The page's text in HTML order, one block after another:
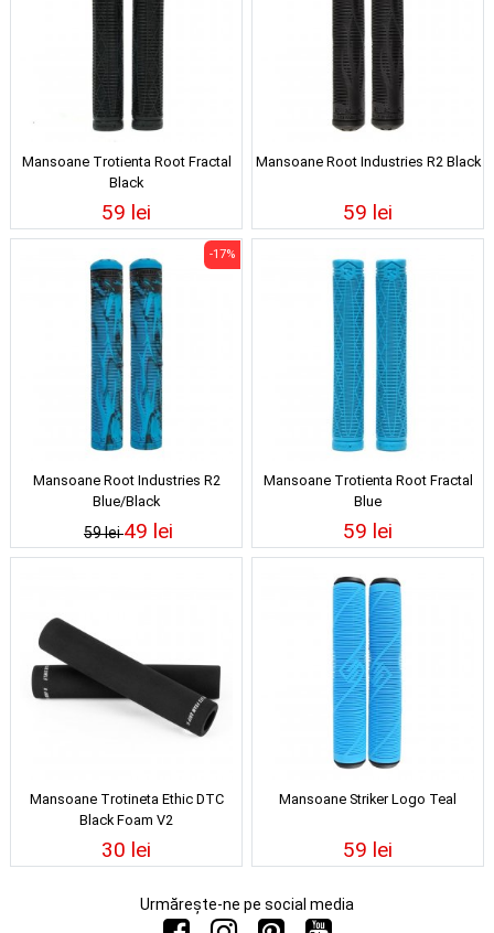
Mansoane Trotienta Root Fractal
Black
59 lei
Mansoane Root Industries R2 Black
59 lei
Mansoane Root Industries R2
Blue/Black
59 lei
-17%
49 lei
Mansoane Trotienta Root Fractal
Blue
59 lei
Mansoane Trotineta Ethic DTC
Black Foam V2
30 lei
Mansoane Striker Logo Teal
59 lei
Urmărește-ne pe social media